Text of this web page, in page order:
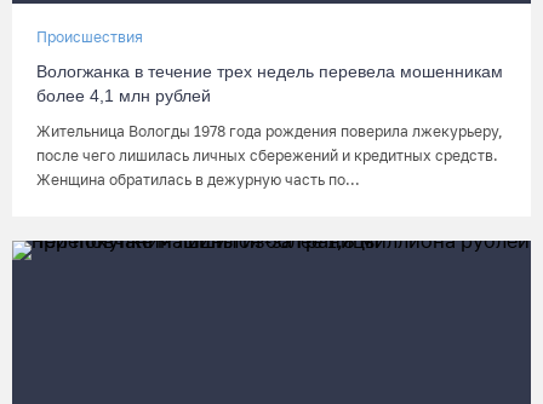
Происшествия
Вологжанка в течение трех недель перевела мошенникам
более 4,1 млн рублей
Жительница Вологды 1978 года рождения поверила лжекурьеру,
после чего лишилась личных сбережений и кредитных средств.
Женщина обратилась в дежурную часть по...